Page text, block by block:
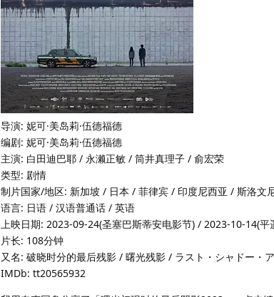
导演: 妮可·美岛莉·伍德福德
编剧: 妮可·美岛莉·伍德福德
主演: 白田迪巴耶 / 永濑正敏 / 筒井真理子 / 俞宏荣
类型: 剧情
制片国家/地区: 新加坡 / 日本 / 菲律宾 / 印度尼西亚 / 斯洛文
语言: 日语 / 汉语普通话 / 英语
上映日期: 2023-09-24(圣塞巴斯蒂安电影节) / 2023-10-14(平
片长: 108分钟
又名: 破晓时分的最后残影 / 曙光残影 / ラスト・シャドー・
IMDb: tt20565932